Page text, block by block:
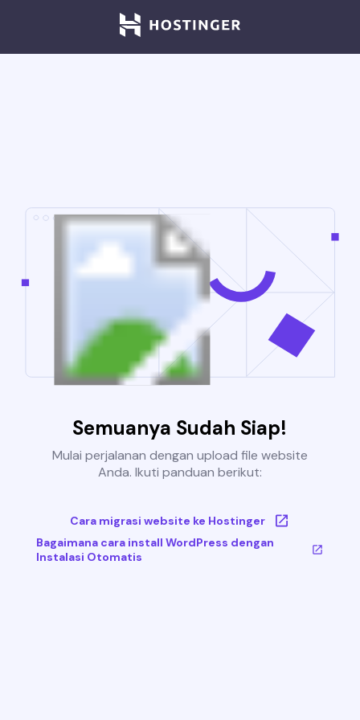
Semuanya Sudah Siap!
Mulai perjalanan dengan upload file website
Anda. Ikuti panduan berikut:
Cara migrasi website ke Hostinger
Bagaimana cara install WordPress dengan
Instalasi Otomatis